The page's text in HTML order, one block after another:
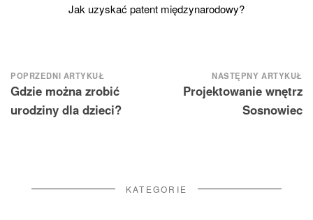
Jak uzyskać patent międzynarodowy?
Nawigacja
wpisu
POPRZEDNI ARTYKUŁ
Gdzie można zrobić
urodziny dla dzieci?
NASTĘPNY ARTYKUŁ
Projektowanie wnętrz
Sosnowiec
KATEGORIE